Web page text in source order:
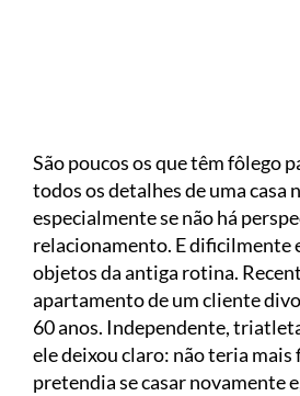
São poucos os que têm fôlego
todos os detalhes de uma casa
especialmente se não há
relacionamento. E dificilmente
objetos da antiga rotina.
apartamento de um cliente
60 anos. Independente,
ele deixou claro: não teria mais
pretendia se casar novamente